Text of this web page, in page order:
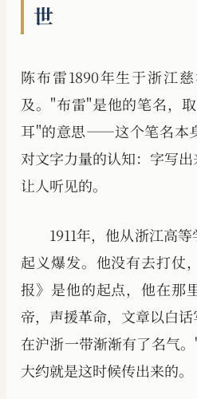
世
陈布雷1890年生于浙江
及。"布雷"是他的笔名，
耳"的意思——这个笔名本
对文字力量的认知：字写
让人听见的。
1911年，他从浙江高
起义爆发。他没有去打仗
报》是他的起点，他在那
帝，声援革命，文章以白话
在沪浙一带渐渐有了名气。
大约就是这时候传出来的。